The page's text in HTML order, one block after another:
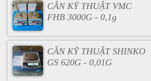
CÂN KỸ THUẬT VMC
FHB 3000G - 0,1g
CÂN KỸ THUẬT SHINKO
GS 620G - 0,01G